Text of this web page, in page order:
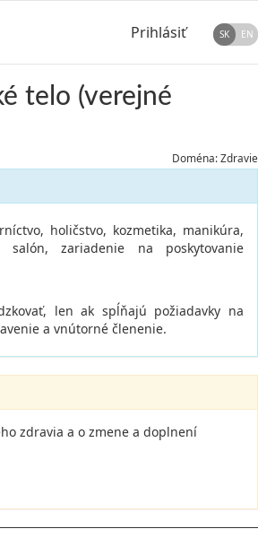
Prihlásiť SK EN
telo (verejné
Doména: Zdravie
holičstvo, kozmetika, manikúra,
zariadenie na poskytovanie
len ak spĺňajú požiadavky na
a vnútorné členenie.
zdravia a o zmene a doplnení